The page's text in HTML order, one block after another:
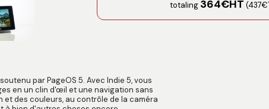
totaling 364€HT (437
par PageOS 5. Avec Indie 5, vous
en un clin d'œil et une navigation sans
des couleurs, au contrôle de la caméra